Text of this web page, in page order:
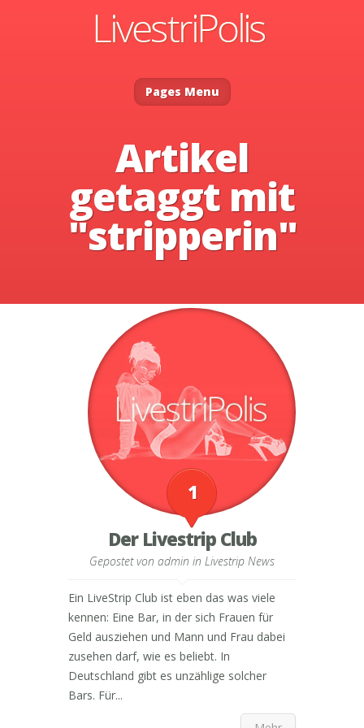
Pages Menu
Artikel
getaggt mit
"stripperin"
1
Der Livestrip Club
Gepostet von admin in Livestrip News
Ein LiveStrip Club ist eben das was viele
kennen: Eine Bar, in der sich Frauen für
Geld ausziehen und Mann und Frau dabei
zusehen darf, wie es beliebt. In
Deutschland gibt es unzählige solcher
Bars. Für...